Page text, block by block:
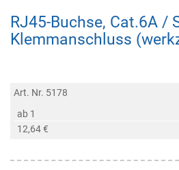
RJ45-Buchse, Cat.6A /
Klemmanschluss
Art. Nr. 5178
ab 1
12,64 €